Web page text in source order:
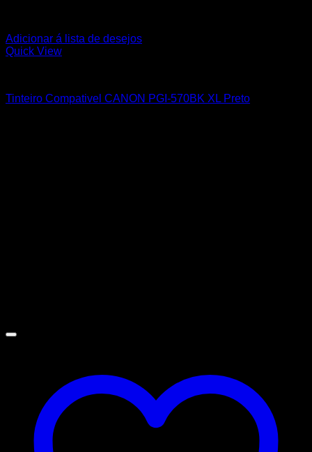
Adicionar á lista de desejos
Quick View
Tinteiro Compativel CANON PGI-570BK XL Preto